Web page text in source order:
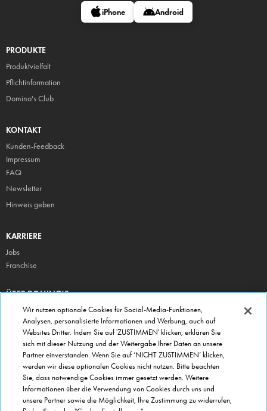
iPhone Android
PRODUKTE
Produktvielfalt
Pflichtinformation
Domino's Club
KONTAKT
Kunden-Feedback
Impressum
FAQ
Newsletter
Hinweis geben
KARRIERE
Jobs
Franchise
ÜBER DOMINO'S
Storesuche
Presse
Domino's App
Unternehmen
Geschenkgutscheine
Cookie Einstellungen
Datenschutz
Wir nutzen optionale Cookies für Social-Media-Funktionen,
Analysen, personalisierte Informationen und Werbung, auch auf
Websites Dritter. Indem Sie auf 'ZUSTIMMEN' klicken, erklären Sie
sich mit dieser Nutzung und der Weitergabe Ihrer Daten an unsere
Partner einverstanden. Wenn Sie auf ‘NICHT ZUSTIMMEN’ klicken,
werden wir diese optionalen Cookies nicht nutzen. Bitte beachten
Sie, dass notwendige Cookies immer gesetzt werden. Weitere
Informationen über die Verwendung von Cookies durch uns und
unsere Partner sowie die Möglichkeit, Ihre Zustimmung zu widerrufen,